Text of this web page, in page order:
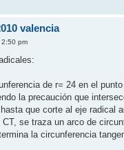
valencia
pm
de r= 24 en el
la precaución que
que corte al eje radical
se traza un arco de
la circunferencia